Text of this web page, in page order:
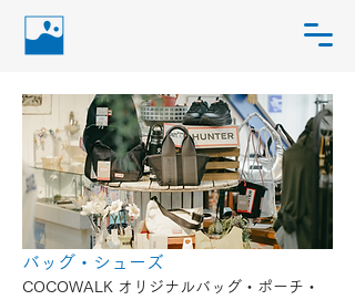
バッグ・シューズ
COCOWALK オリジナルバッグ・ポーチ・